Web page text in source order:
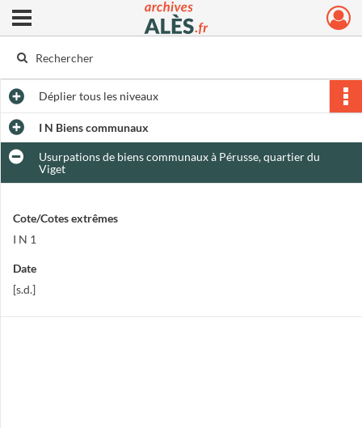
Archives municipales d'Alès
Ouvrir le menu déroulant
Dépliertous les niveaux
I N Biens communaux
Usurpations de biens communaux à Pérusse, quartier du
Viget
Cote/Cotes extrêmes
I N 1
Date
[s.d.]